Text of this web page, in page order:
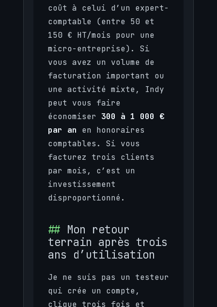
coût à celui d’un expert-
comptable (entre 50 et
150 € HT/mois pour une
micro-entreprise). Si
vous avez un volume de
facturation important ou
une activité mixte, Indy
peut vous faire
économiser 300 à 1 000 €
par an en honoraires
comptables. Si vous
facturez trois clients
par mois, c’est un
investissement
disproportionné.
Mon retour
terrain après trois
ans d’utilisation
Je ne suis pas un testeur
qui crée un compte,
clique trois fois et